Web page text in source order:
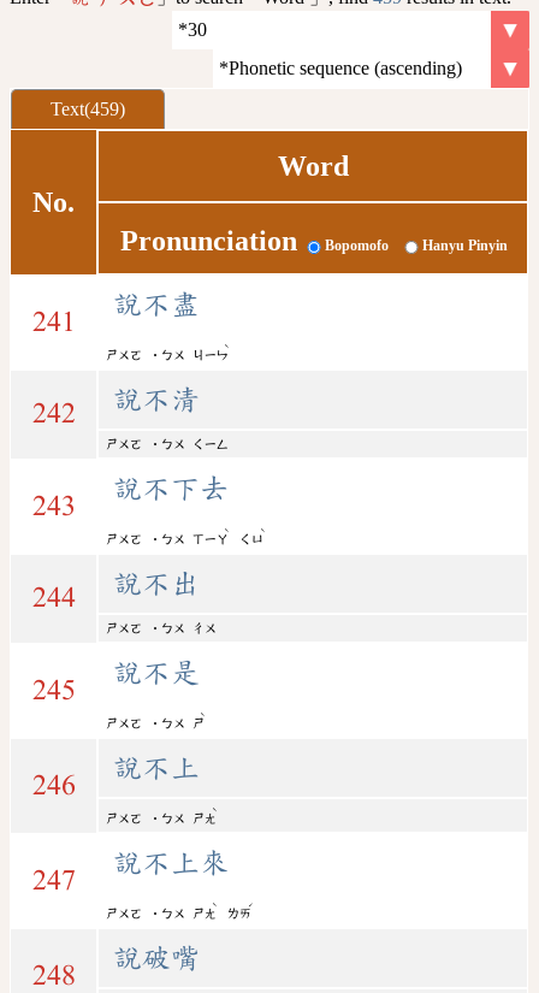
Text(459)
No.
Word
Pronunciation Bopomofo Hanyu Pinyin
241
說不盡
ㄕㄨㄛ ˙ㄅㄨ ㄐㄧㄣ
ˋ
242 說不清
ㄕㄨㄛ ˙ㄅㄨ ㄑㄧㄥ
243
說不下去
ㄕㄨㄛ ˙ㄅㄨ ㄒㄧㄚ
ˋ
ㄑㄩ
ˋ
244 說不出
ㄕㄨㄛ ˙ㄅㄨ ㄔㄨ
245
說不是
ㄕㄨㄛ ˙ㄅㄨ ㄕ
ˋ
246
說不上
ㄕㄨㄛ ˙ㄅㄨ ㄕㄤ
ˋ
247
說不上來
ㄕㄨㄛ ˙ㄅㄨ ㄕㄤ
ˋ
ㄌㄞ
ˊ
248
說破嘴